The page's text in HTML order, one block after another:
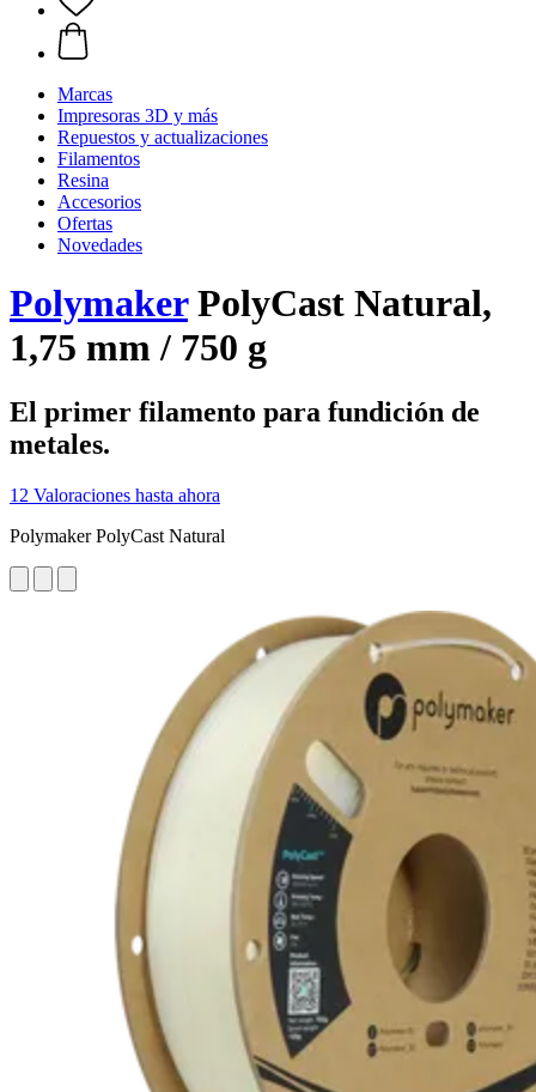
Marcas
Impresoras 3D y más
Repuestos y actualizaciones
Filamentos
Resina
Accesorios
Ofertas
Novedades
PolymakerPolyCast Natural,
1,75 mm / 750 g
El primer filamento para fundición de
metales.
12 Valoraciones hasta ahora
Polymaker PolyCast Natural